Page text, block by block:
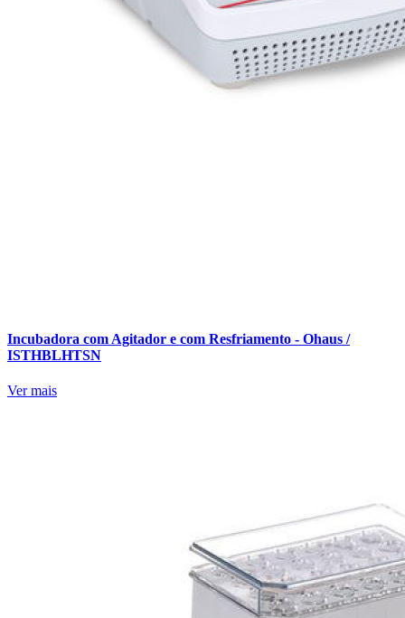
Incubadora com Agitador e com Resfriamento - Ohaus /
ISTHBLHTSN
Ver mais